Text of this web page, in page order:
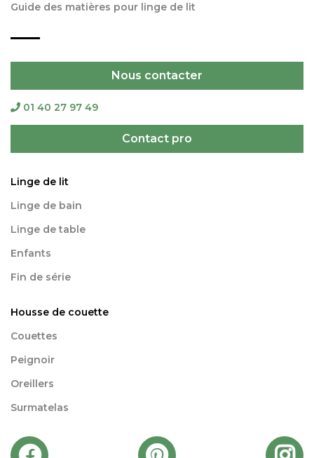
Guide des matières pour linge de lit
Nous contacter
01 40 27 97 49
Contact pro
Linge de lit
Linge de bain
Linge de table
Enfants
Fin de série
Housse de couette
Couettes
Peignoir
Oreillers
Surmatelas